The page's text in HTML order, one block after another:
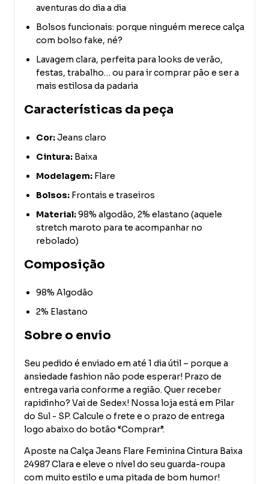
aventuras do dia a dia
Bolsos funcionais: porque ninguém merece calça
com bolso fake, né?
Lavagem clara, perfeita para looks de verão,
festas, trabalho… ou para ir comprar pão e ser a
mais estilosa da padaria
Características da peça
Cor:Jeans claro
Cintura: Baixa
Modelagem: Flare
Bolsos: Frontais e traseiros
Material:98% algodão, 2% elastano (aquele
stretch maroto para te acompanhar no
rebolado)
Composição
98% Algodão
2% Elastano
Sobre o envio
Seu pedido é enviado em até 1 dia útil – porque a
ansiedade fashion não pode esperar! Prazo de
entrega varia conforme a região. Quer receber
rapidinho? Vai de Sedex! Nossa loja está em Pilar
do Sul - SP. Calcule o frete e o prazo de entrega
logo abaixo do botão “Comprar”.
Aposte na Calça Jeans Flare Feminina Cintura Baixa
24987 Clara e eleve o nível do seu guarda-roupa
com muito estilo e uma pitada de bom humor!